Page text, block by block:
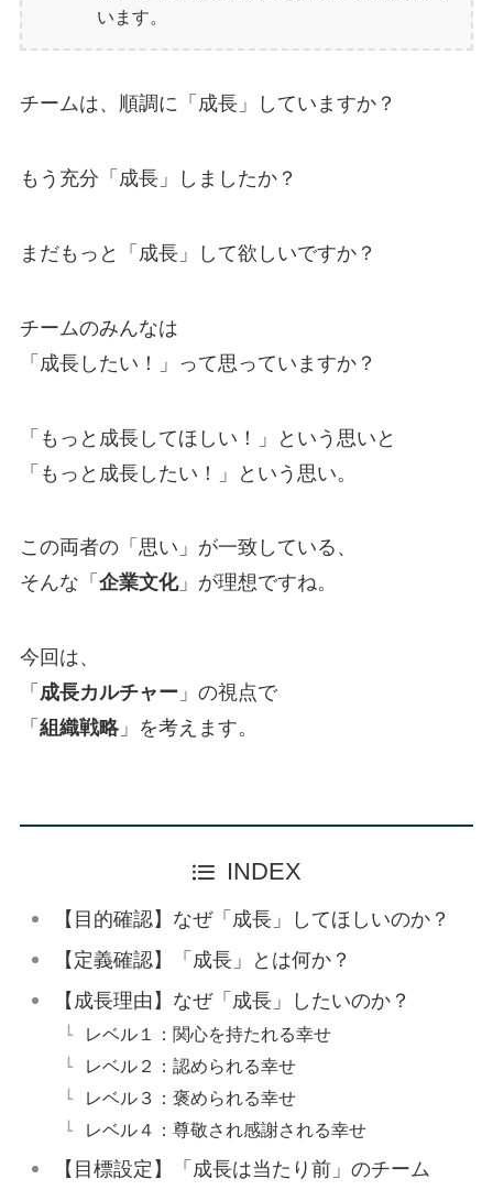
います。
チームは、順調に「成長」していますか？
もう充分「成長」しましたか？
まだもっと「成長」して欲しいですか？
チームのみんなは
「成長したい！」って思っていますか？
「もっと成長してほしい！」という思いと
「もっと成長したい！」という思い。
この両者の「思い」が一致している、
そんな「 企業文化」が理想ですね。
今回は、
「 成長カルチャー 」の視点で
「 組織戦略」を考えます。
INDEX
【目的確認】なぜ「成長」してほしいのか？
【定義確認】「成長」とは何か？
【成長理由】なぜ「成長」したいのか？
レベル１：関心を持たれる幸せ
レベル２：認められる幸せ
レベル３：褒められる幸せ
レベル４：尊敬され感謝される幸せ
【目標設定】「成長は当たり前」のチーム